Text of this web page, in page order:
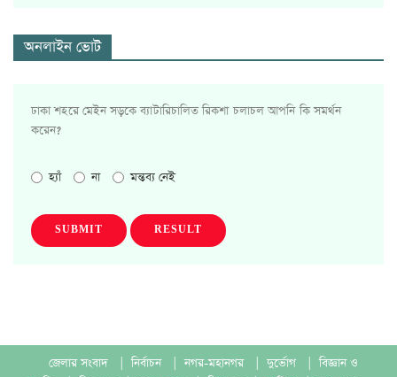
অনলাইন ভোট
ঢাকা শহরে মেইন সড়কে ব্যাটারিচালিত রিকশা চলাচল আপনি কি সমর্থন
করেন?
হ্যাঁ না মন্তব্য নেই
SUBMIT RESULT
জেলার সংবাদ নির্বাচন নগর-মহানগর দুর্ভোগ
বিজ্ঞান ও